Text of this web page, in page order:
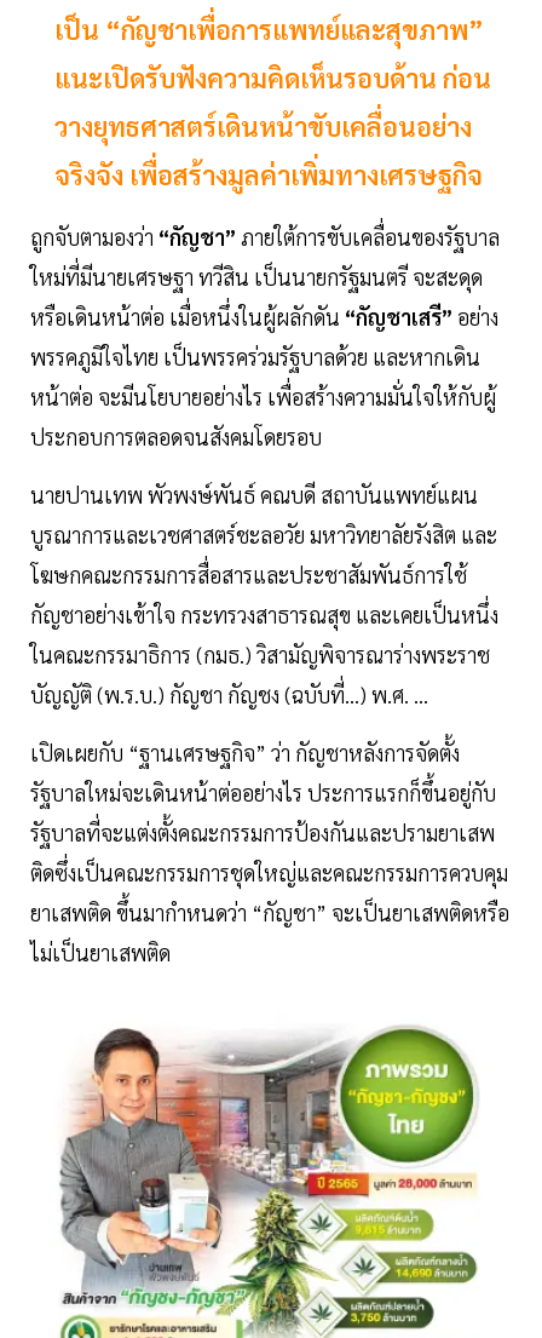
เป็น “กัญชาเพื่อการแพทย์และสุขภาพ”
แนะเปิดรับฟังความคิดเห็นรอบด้าน ก่อน
วางยุทธศาสตร์เดินหน้าขับเคลื่อนอย่าง
จริงจัง เพื่อสร้างมูลค่าเพิ่มทางเศรษฐกิจ
ถูกจับตามองว่า “กัญชา” ภายใต้การขับเคลื่อนของรัฐบาล
ใหม่ที่มีนายเศรษฐา ทวีสิน เป็นนายกรัฐมนตรี จะสะดุด
หรือเดินหน้าต่อ เมื่อหนึ่งในผู้ผลักดัน “กัญชาเสรี” อย่าง
พรรคภูมิใจไทย เป็นพรรคร่วมรัฐบาลด้วย และหากเดิน
หน้าต่อ จะมีนโยบายอย่างไร เพื่อสร้างความมั่นใจให้กับผู้
ประกอบการตลอดจนสังคมโดยรอบ
นายปานเทพ พัวพงษ์พันธ์ คณบดี สถาบันแพทย์แผน
บูรณาการและเวชศาสตร์ชะลอวัย มหาวิทยาลัยรังสิต และ
โฆษกคณะกรรมการสื่อสารและประชาสัมพันธ์การใช้
กัญชาอย่างเข้าใจ กระทรวงสาธารณสุข และเคยเป็นหนึ่ง
ในคณะกรรมาธิการ (กมธ.) วิสามัญพิจารณาร่างพระราช
บัญญัติ (พ.ร.บ.) กัญชา กัญชง (ฉบับที่…) พ.ศ. …
เปิดเผยกับ “ฐานเศรษฐกิจ” ว่า กัญชาหลังการจัดตั้ง
รัฐบาลใหม่จะเดินหน้าต่ออย่างไร ประการแรกก็ขึ้นอยู่กับ
รัฐบาลที่จะแต่งตั้งคณะกรรมการป้องกันและปรามยาเสพ
ติดซึ่งเป็นคณะกรรมการชุดใหญ่และคณะกรรมการควบคุม
ยาเสพติด ขึ้นมากำหนดว่า “กัญชา” จะเป็นยาเสพติดหรือ
ไม่เป็นยาเสพติด